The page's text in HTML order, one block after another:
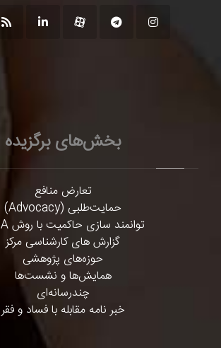
بخش‌های برگزیده
تعارض منافع
حمایت‌طلبی (Advocacy)
توانمند سازی حاکمیت با روش PDIA
گزارش های کارشناسی مرکز
حوزه‌های پژوهشی
همایش‌ها و نشست‌ها
چندرسانه‌ای
خبر نامه مقابله با فساد و فقر